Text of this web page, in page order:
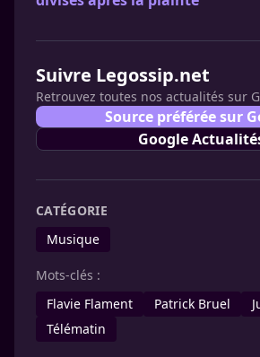
Suivre Legossip.net
Retrouvez toutes nos actualités sur
Source préférée sur
Google
CATÉGORIE
Musique
Mots-clés :
Flavie Flament
Patrick Bruel
Télématin